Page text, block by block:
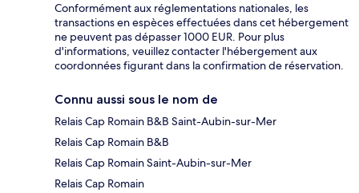
Conformément aux réglementations nationales, les
transactions en espèces effectuées dans cet hébergement
ne peuvent pas dépasser 1000 EUR. Pour plus
d'informations, veuillez contacter l'hébergement aux
coordonnées figurant dans la confirmation de réservation.
Connu aussi sous le nom de
Relais Cap Romain B&B Saint-Aubin-sur-Mer
Relais Cap Romain B&B
Relais Cap Romain Saint-Aubin-sur-Mer
Relais Cap Romain